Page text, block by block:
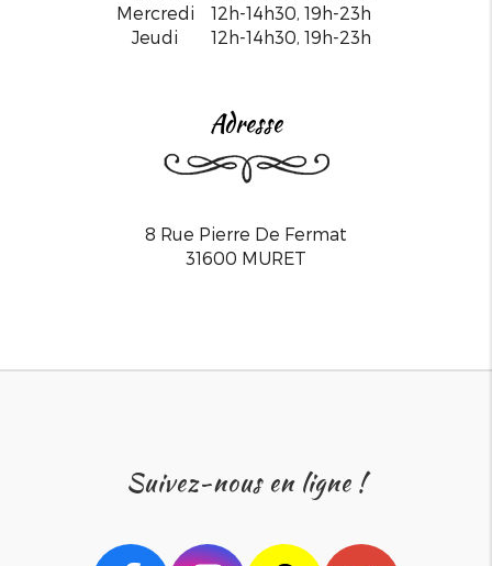
Mercredi
12h-14h30, 19h-23h
Jeudi
12h-14h30, 19h-23h
adresse
8 Rue Pierre De Fermat
31600 MURET
suivez-nous en ligne !